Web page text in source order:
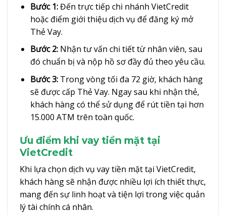
Bước 1:Đến trực tiếp chi nhánh VietCredit
hoặc điểm giới thiệu dịch vụ để đăng ký mở
Thẻ Vay.
Bước 2:Nhận tư vấn chi tiết từ nhân viên, sau
đó chuẩn bị và nộp hồ sơ đầy đủ theo yêu cầu.
Bước 3:Trong vòng tối đa 72 giờ, khách hàng
sẽ được cấp Thẻ Vay. Ngay sau khi nhận thẻ,
khách hàng có thể sử dụng để rút tiền tại hơn
15.000 ATM trên toàn quốc.
Ưu điểm khi vay tiền mặt tại
VietCredit
Khi lựa chọn dịch vụ vay tiền mặt tại VietCredit,
khách hàng sẽ nhận được nhiều lợi ích thiết thực,
mang đến sự linh hoạt và tiện lợi trong việc quản
lý tài chính cá nhân.